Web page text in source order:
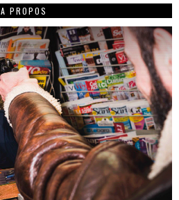
A PROPOS